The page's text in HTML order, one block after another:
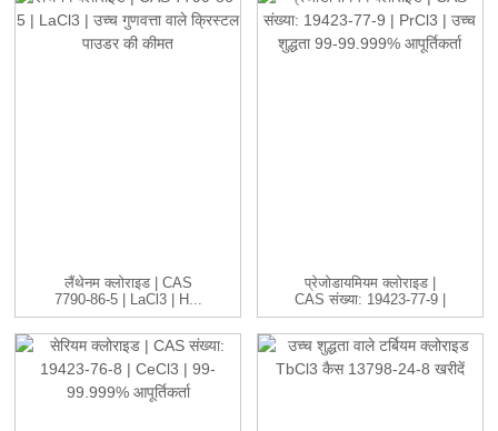
लैंथेनम क्लोराइड | CAS
7790-86-5 | LaCl3 | H...
प्रेजोडायमियम क्लोराइड |
CAS संख्या: 19423-77-9 |
P...